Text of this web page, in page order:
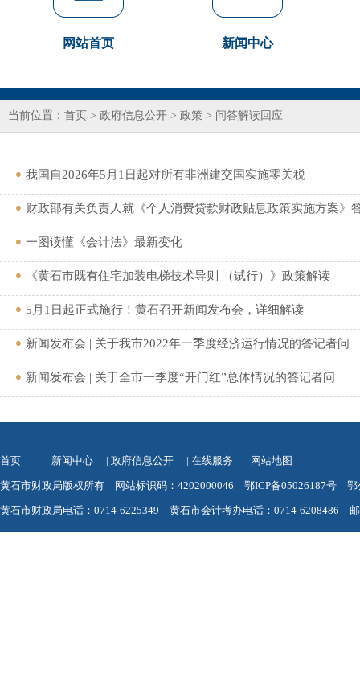
网站首页 新闻中心
当前位置： 首页 > 政府信息公开 > 政策 > 问答解读回应
我国自2026年5月1日起对所有非洲建交国实施零关税
财政部有关负责人就《个人消费贷款财政贴息政策实施方案》
一图读懂《会计法》最新变化
《黄石市既有住宅加装电梯技术导则 （试行）》政策解读
5月1日起正式施行！黄石召开新闻发布会，详细解读
新闻发布会 | 关于我市2022年一季度经济运行情况的答记者问
新闻发布会 | 关于全市一季度“开门红”总体情况的答记者问
首页 | 新闻中心 | 政府信息公开 | 在线服务 | 网站地图
黄石市财政局版权所有 网站标识码：4202000046 鄂ICP备05026187号 鄂
黄石市财政局电话：0714-6225349 黄石市会计考办电话：0714-6208486